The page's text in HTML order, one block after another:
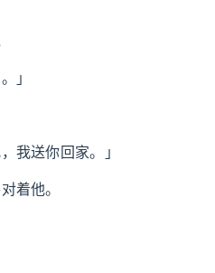
」
我送你回家。」
着他。